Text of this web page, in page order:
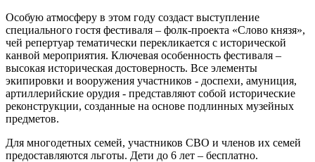
Особую атмосферу в этом году создаст выступление
специального гостя фестиваля – фолк‑проекта «Слово князя»,
чей репертуар тематически перекликается с исторической
канвой мероприятия. Ключевая особенность фестиваля –
высокая историческая достоверность. Все элементы
экипировки и вооружения участников - доспехи, амуниция,
артиллерийские орудия - представляют собой исторические
реконструкции, созданные на основе подлинных музейных
предметов.
Для многодетных семей, участников СВО и членов их семей
предоставляются льготы. Дети до 6 лет – бесплатно.